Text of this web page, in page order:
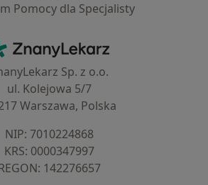
Pomocy dla Specjalisty
ZnanyLekarz - Strona główna
Sp. z o.o.
ul. Kolejowa 5/7
Warszawa, Polska
NIP: ⁠7010224868
KRS: ⁠0000347997
⁠142276657